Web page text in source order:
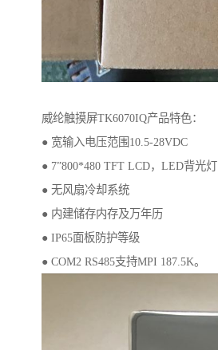
威纶触摸屏TK6070IQ产品特色：
● 宽输入电压范围10.5-28VDC
● 7”800*480 TFT LCD，LED背光灯
● 无风扇冷却系统
● 内建储存内存及万年历
● IP65面板防护等级
● COM2 RS485支持MPI 187.5K。